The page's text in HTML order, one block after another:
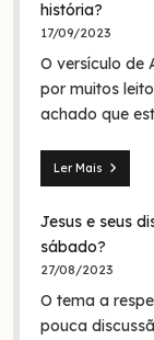
batismo
de
era
em
nome
história?
17/09/2023
O versículo de
por muitos
achado que
Ler Mais
Seita
nazarenos:
quem
foram
na
Bíblia
Jesus e seus
sábado?
27/08/2023
O tema a
pouca